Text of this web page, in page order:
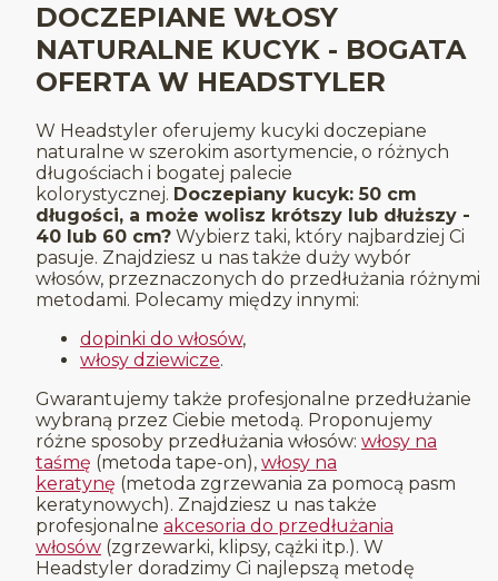
DOCZEPIANE WŁOSY
NATURALNE KUCYK - BOGATA
OFERTA W HEADSTYLER
W Headstyler oferujemy kucyki doczepiane
naturalne w szerokim asortymencie, o różnych
długościach i bogatej palecie
kolorystycznej. Doczepiany kucyk: 50 cm
długości, a może wolisz krótszy lub dłuższy -
40 lub 60 cm? Wybierz taki, który najbardziej Ci
pasuje. Znajdziesz u nas także duży wybór
włosów, przeznaczonych do przedłużania różnymi
metodami. Polecamy między innymi:
dopinki do włosów,
włosy dziewicze.
Gwarantujemy także profesjonalne przedłużanie
wybraną przez Ciebie metodą. Proponujemy
różne sposoby przedłużania włosów: włosy na
taśmę (metoda tape-on), włosy na
keratynę (metoda zgrzewania za pomocą pasm
keratynowych). Znajdziesz u nas także
profesjonalne akcesoria do przedłużania
włosów (zgrzewarki, klipsy, cążki itp.). W
Headstyler doradzimy Ci najlepszą metodę